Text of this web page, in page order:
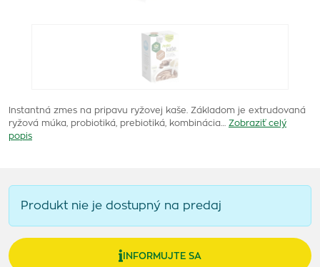
Instantná zmes na pripavu ryžovej kaše. Základom je extrudovaná
ryžová múka, probiotiká, prebiotiká, kombinácia…
Zobraziť celý
popis
Produkt nie je dostupný na predaj
INFORMUJTE SA